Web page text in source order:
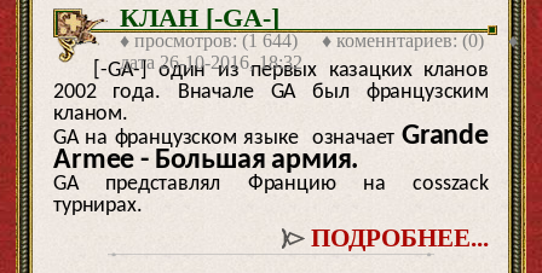
КЛАН [-GA-]
♦ просмотров: (1 644) ♦ коменнтариев: (0) ♦
дата26-10-2016, 18:32
[-GA-] один из первых казацких кланов
2002 года. Вначале GA был французским
кланом.
GA на французском языке означает Grande
Armee - Большая армия.
GA представлял Францию на cosszack
турнирах.
ПОДРОБНЕЕ...